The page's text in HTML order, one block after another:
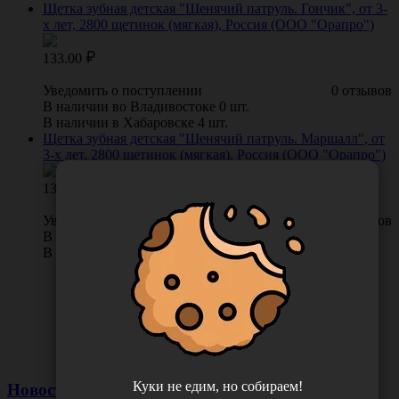
Щетка зубная детская "Щенячий патруль. Гончик", от 3-
х лет, 2800 щетинок (мягкая), Россия (ООО "Орапро")
133.00
0 отзывов
Уведомить о поступлении
В наличии во Владивостоке 0 шт.
В наличии в Хабаровске 4 шт.
Щетка зубная детская "Щенячий патруль. Маршалл", от
3-х лет, 2800 щетинок (мягкая), Россия (ООО "Орапро")
133.00
0 отзывов
Уведомить о поступлении
В наличии во Владивостоке 0 шт.
В наличии в Хабаровске 4 шт.
Новости Куки не едим, но собираем!